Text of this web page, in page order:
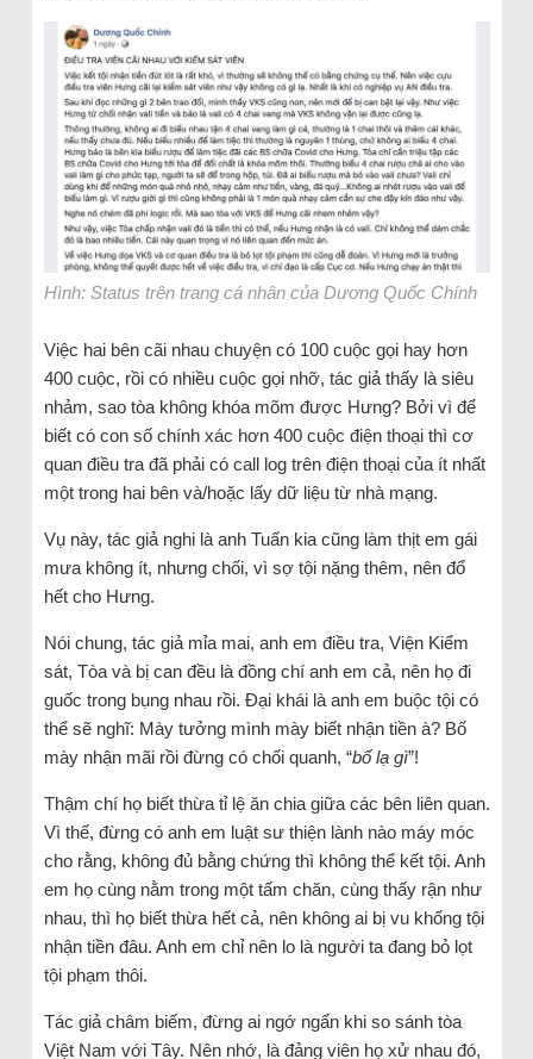
Hình: Status trên trang cá nhân của Dương Quốc Chính
Việc hai bên cãi nhau chuyện có 100 cuộc gọi hay hơn
400 cuộc, rồi có nhiều cuộc gọi nhỡ, tác giả thấy là siêu
nhảm, sao tòa không khóa mõm được Hưng? Bởi vì để
biết có con số chính xác hơn 400 cuộc điện thoại thì cơ
quan điều tra đã phải có call log trên điện thoại của ít nhất
một trong hai bên và/hoặc lấy dữ liệu từ nhà mạng.
Vụ này, tác giả nghi là anh Tuấn kia cũng làm thịt em gái
mưa không ít, nhưng chối, vì sợ tội nặng thêm, nên đổ
hết cho Hưng.
Nói chung, tác giả mỉa mai, anh em điều tra, Viện Kiểm
sát, Tòa và bị can đều là đồng chí anh em cả, nên họ đi
guốc trong bụng nhau rồi. Đại khái là anh em buộc tội có
thể sẽ nghĩ: Mày tưởng mình mày biết nhận tiền à? Bố
mày nhận mãi rồi đừng có chối quanh, “bố lạ gì”!
Thậm chí họ biết thừa tỉ lệ ăn chia giữa các bên liên quan.
Vì thế, đừng có anh em luật sư thiện lành nào máy móc
cho rằng, không đủ bằng chứng thì không thể kết tội. Anh
em họ cùng nằm trong một tấm chăn, cùng thấy rận như
nhau, thì họ biết thừa hết cả, nên không ai bị vu khống tội
nhận tiền đâu. Anh em chỉ nên lo là người ta đang bỏ lọt
tội phạm thôi.
Tác giả châm biếm, đừng ai ngớ ngẩn khi so sánh tòa
Việt Nam với Tây. Nên nhớ, là đảng viên họ xử nhau đó,